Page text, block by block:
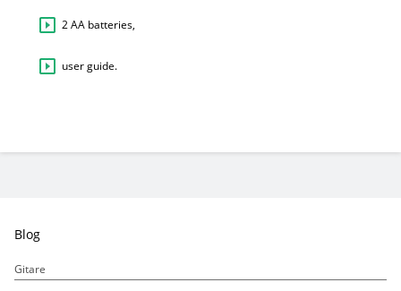
2 AA batteries,
user guide.
Blog
Gitare